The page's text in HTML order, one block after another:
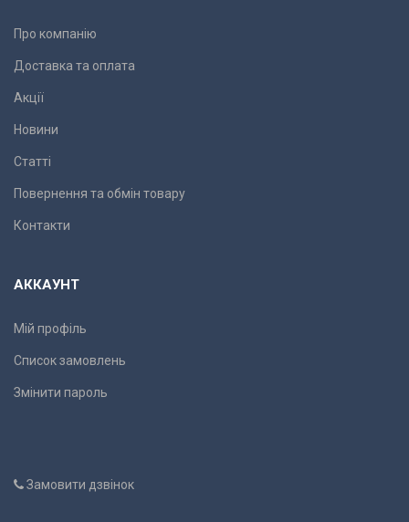
Про компанію
Доставка та оплата
Акції
Новини
Статті
Повернення та обмін товару
Контакти
АККАУНТ
Мій профіль
Список замовлень
Змінити пароль
Замовити дзвінок